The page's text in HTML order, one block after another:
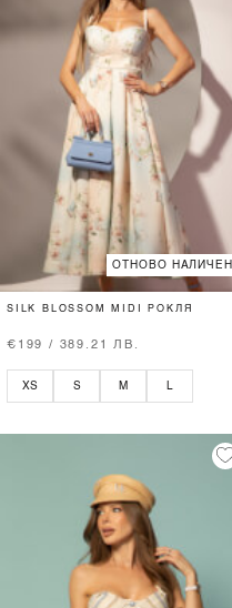
ОТНОВО НАЛИЧЕН
SILK BLOSSOM MIDI РОКЛЯ
€199 / 389.21 ЛВ.
XS S M